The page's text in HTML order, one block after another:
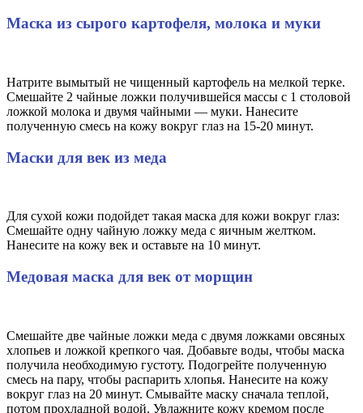
Маска из сырого картофеля, молока и муки
Натрите вымытый не чищенный картофель на мелкой терке.
Смешайте 2 чайные ложки получившейся массы с 1 столовой
ложкой молока и двумя чайными — муки. Нанесите
полученную смесь на кожу вокруг глаз на 15-20 минут.
Маски для век из меда
Для сухой кожи подойдет такая маска для кожи вокруг глаз:
Смешайте одну чайную ложку меда с яичным желтком.
Нанесите на кожу век и оставьте на 10 минут.
Медовая маска для век от морщин
Смешайте две чайные ложки меда с двумя ложками овсяных
хлопьев и ложкой крепкого чая. Добавьте воды, чтобы маска
получила необходимую густоту. Подогрейте полученную
смесь на пару, чтобы распарить хлопья. Нанесите на кожу
вокруг глаз на 20 минут. Смывайте маску сначала теплой,
потом прохладной водой. Увлажните кожу кремом после